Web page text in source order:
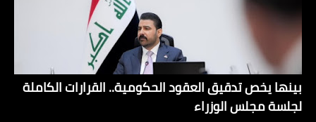
بينها يخص تدقيق العقود الحكومية.. القرارات الكاملة
لجلسة مجلس الوزراء